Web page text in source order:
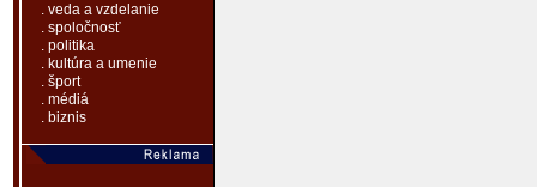
. veda a vzdelanie
. spoločnosť
. politika
. kultúra a umenie
. šport
. médiá
. biznis